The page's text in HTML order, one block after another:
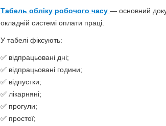
Табель обліку робочого часу — основний
окладній системі оплати праці.
У табелі фіксують:
✅ відпрацьовані дні;
✅ відпрацьовані години;
✅ відпустки;
✅ лікарняні;
✅ прогули;
✅ простої;